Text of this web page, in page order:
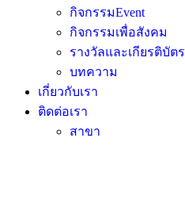
กิจกรรมEvent
กิจกรรมเพื่อสังคม
รางวัลและเกียรติบัตร
บทความ
เกี่ยวกับเรา
ติดต่อเรา
สาขา